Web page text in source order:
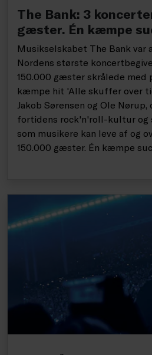
The Bank: 3
gæster. Én kæmpe
Musikselskabet The Bank var
Nordens største
150.000 gæster skrålede med
kæmpe hit 'Alle skuffer over
Jakob Sørensen og Ole
fortidens rock'n'roll-kultur og
som musikere kan leve af og
150.000 gæster. Én kæmpe